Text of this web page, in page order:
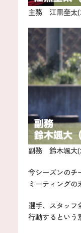
主務 江黒奎太
副務 鈴木颯大
今シーズンのチ
ミーティングの
選手、スタッフ
行動するという